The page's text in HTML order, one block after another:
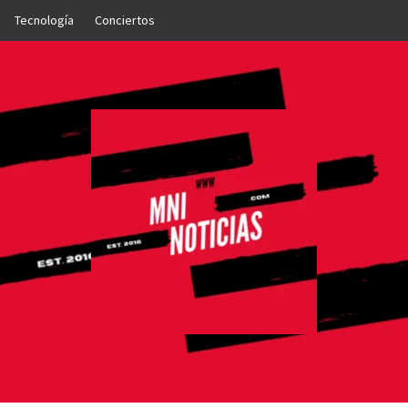
Tecnología Conciertos